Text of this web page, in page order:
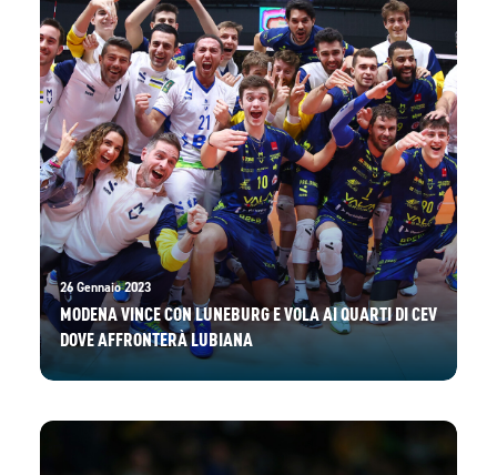
26 Gennaio 2023
MODENA VINCE CON LUNEBURG E VOLA AI QUARTI DI CEV
DOVE AFFRONTERÀ LUBIANA